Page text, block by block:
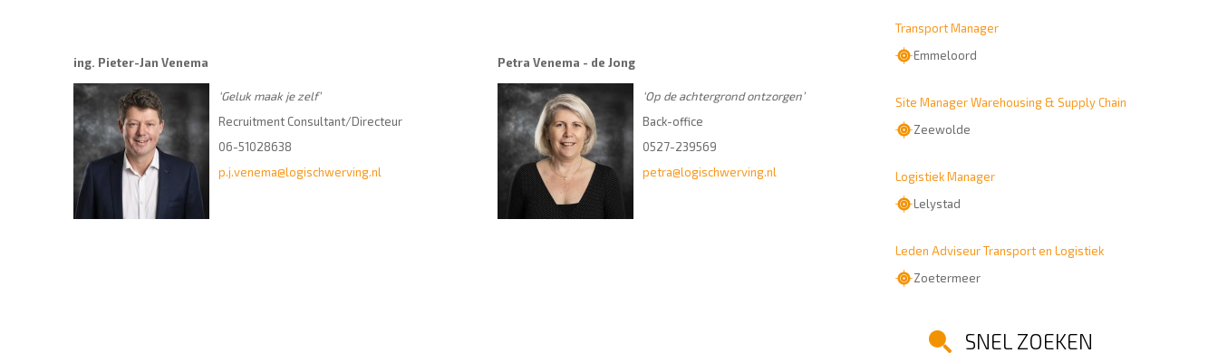
Transport Manager
Emmeloord
Site Manager Warehousing & Supply Chain
Zeewolde
Logistiek Manager
Lelystad
Leden Adviseur Transport en Logistiek
Zoetermeer
SNEL ZOEKEN
ing. Pieter-Jan Venema
‘Geluk maak je zelf’
Recruitment Consultant/Directeur
06-51028638
p.j.venema@logischwerving.nl
Petra Venema - de Jong
‘Op de achtergrond ontzorgen’
Back-office
0527-239569
petra@logischwerving.nl